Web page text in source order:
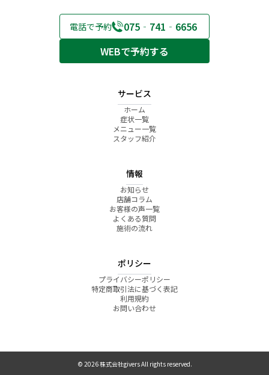
電話で予約
075‐741‐6656
WEBで予約する
サービス
ホーム
症状一覧
メニュー一覧
スタッフ紹介
情報
お知らせ
店舗コラム
お客様の声一覧
よくある質問
施術の流れ
ポリシー
プライバシーポリシー
特定商取引法に基づく表記
利用規約
お問い合わせ
© 2026 株式会社givers All rights reserved.